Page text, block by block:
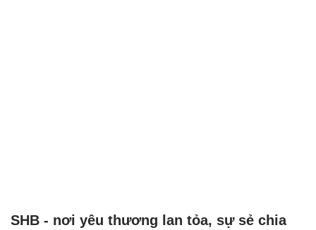
SHB - nơi yêu thương lan tỏa, sự sẻ chia